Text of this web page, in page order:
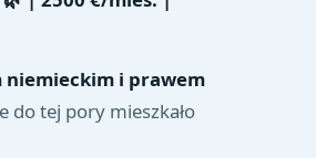
niemieckim i prawem
do tej pory mieszkało